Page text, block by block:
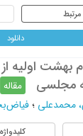
مرتبط
دانلود
بهشت اولیه
مجلسی
مقاله
محمدعلی ؛
کلیدواژه